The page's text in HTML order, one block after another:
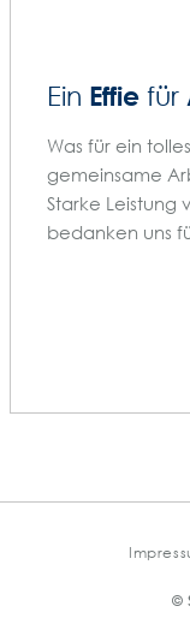
Ein Effie für
Was für ein
gemeinsame
Starke Leistung
bedanken uns
©